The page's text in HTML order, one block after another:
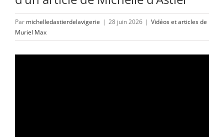
Par michelledastierdelavigerie | 28 juin 2026 | Vidéos et articles de
Muriel Max